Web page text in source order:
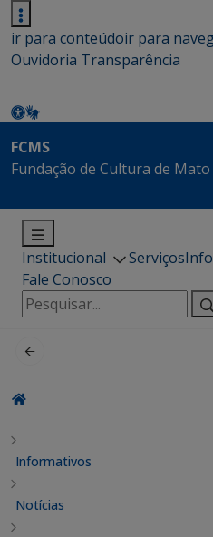
ir para conteúdoir para
Ouvidoria Transparência
FCMS
Fundação de Cultura de
Institucional Serviços
Fale Conosco
Pesquisar
por:
Informativos
Notícias